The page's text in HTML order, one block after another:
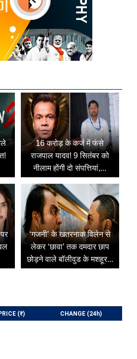
16 करोड़ के कर्ज में फंसे
राजपाल यादव! 9 सितंबर को
नीलाम होंगी दो संपत्तियां,...
‘गजनी’ के खतरनाक विलेन से
लेकर ‘छावा’ तक दमदार छाप
छोड़ने वाले बॉलीवुड के मशहूर...